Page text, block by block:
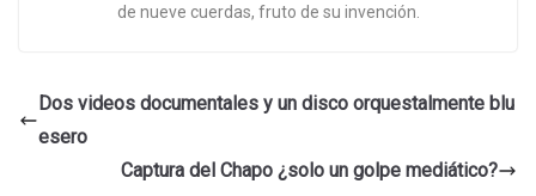
de nueve cuerdas, fruto de su invención.
Dos videos documentales y un disco orquestalmente blu
esero
Captura del Chapo ¿solo un golpe mediático?